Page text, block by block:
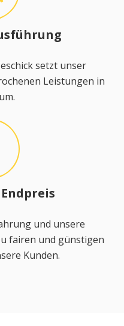
setzt unser
Leistungen in
und unsere
fairen und günstigen
Kunden.